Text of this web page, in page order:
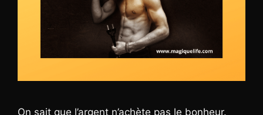
On sait que l’argent n’achète pas le bonheur.